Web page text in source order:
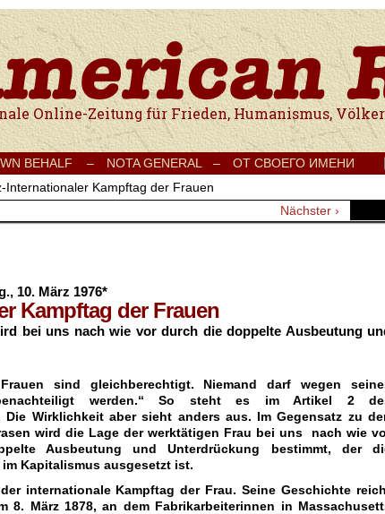
für Frieden, Humanismus, Völkerverständigung und
BEHALF – NOTA GENERAL –
ОТ СВОЕГО ИМЕНИ
Internationaler Kampftag der Frauen
Nächster ›
10. März 1976*
Kampftag der Frauen
bei uns nach wie vor durch die doppelte Ausbeutung
sind gleichberechtigt. Niemand darf wegen
werden.“ So steht es im Artikel 2
Die Wirklichkeit aber sieht anders aus. Im Gegensatz zu
wird die Lage der werktätigen Frau bei uns nach wie
Ausbeutung und Unterdrückung bestimmt, der
Kapitalismus ausgesetzt ist.
internationale Kampftag der Frau. Seine Geschichte
8. März 1878, an dem Fabrikarbeiterinnen in